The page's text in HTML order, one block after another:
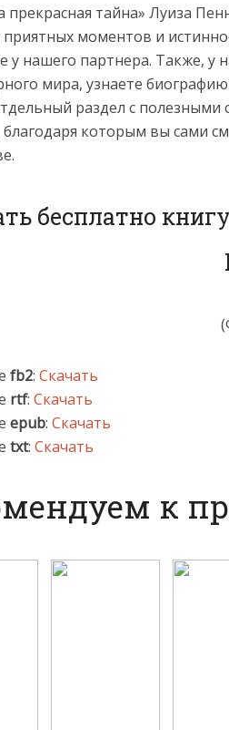
прекрасная тайна» Луиза
приятных моментов и
у нашего партнера. Также, у
мира, узнаете
раздел с
благодаря которым вы сами
бесплатно
fb2: Скачать
rtf: Скачать
epub: Скачать
txt: Скачать
к